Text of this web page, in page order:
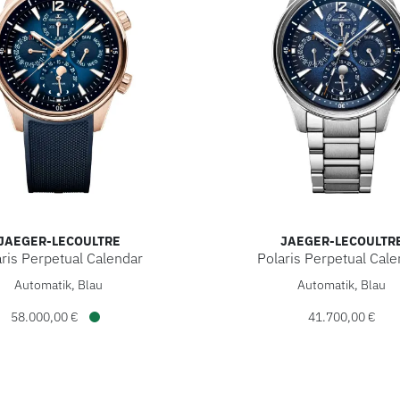
LECOULTRE
Perpetual Calendar
Polaris Perpetual Calendar, Ref: Q9082681, Preis:
Automatik, Blau
58.000,00 €
JAEGER-
Polaris Perpetual
Jaeger-LeCoultre Polaris
Automatik, Blau
41.700,00 €